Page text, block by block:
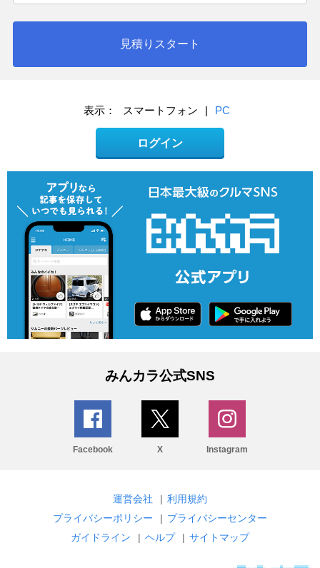
見積りスタート
表示： スマートフォン | PC
ログイン
みんカラ公式SNS
Facebook X Instagram
運営会社 | 利用規約
プライバシーポリシー
| プライバシーセンター
ガイドライン
| ヘルプ | サイトマップ